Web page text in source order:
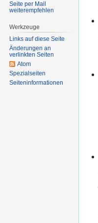
Seite per Mail
weiterempfehlen
Werkzeuge
Links auf diese Seite
Änderungen an
verlinkten Seiten
Atom
Spezialseiten
Seiten­informationen